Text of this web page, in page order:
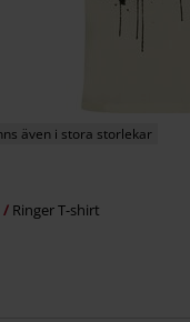
även i stora storlekar
Ringer T-shirt